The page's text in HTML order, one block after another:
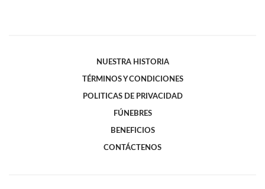
NUESTRA HISTORIA
TÉRMINOS Y CONDICIONES
POLITICAS DE PRIVACIDAD
FÚNEBRES
BENEFICIOS
CONTÁCTENOS